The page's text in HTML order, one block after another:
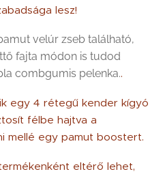
lesz!
velúr zseb található,
fajta módon is tudod
combgumis pelenka..
egy 4 rétegű kender kígyó
félbe hajtva a
mellé egy pamut boostert.
eltérő lehet,